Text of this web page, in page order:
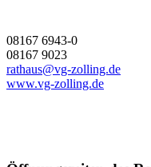
08167 6943-0
08167 9023
rathaus@vg-zolling.de
www.vg-zolling.de